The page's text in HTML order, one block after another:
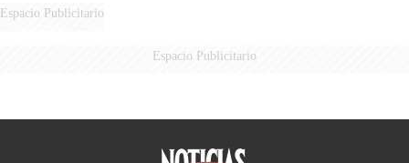
Espacio Publicitario
Espacio Publicitario